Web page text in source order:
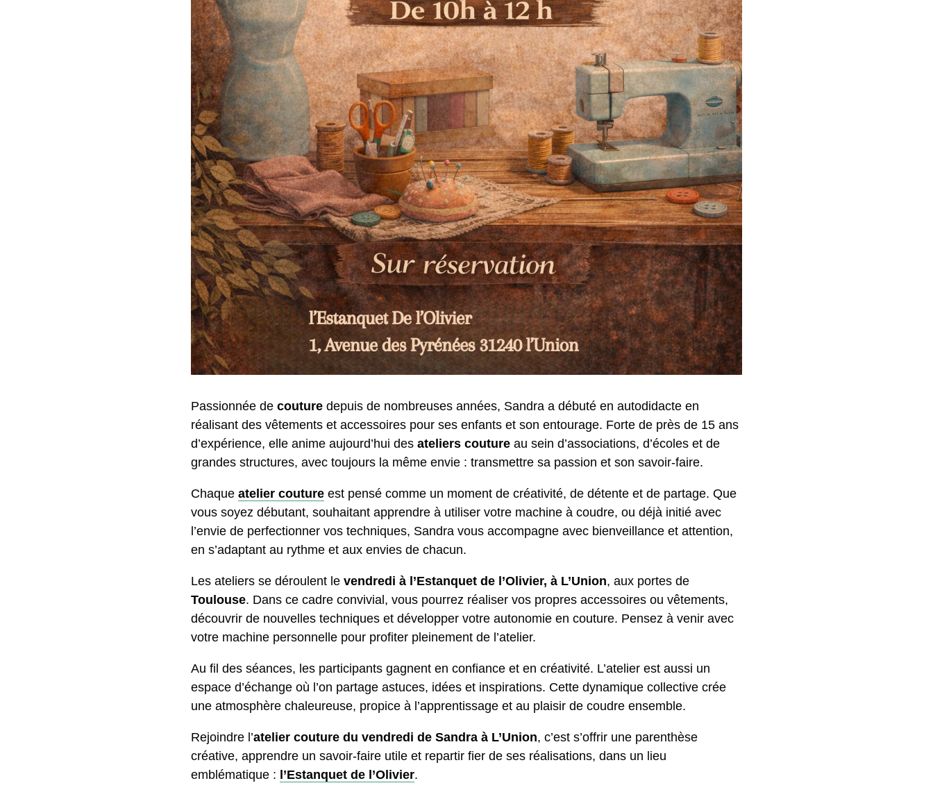
Passionnée de couture depuis de nombreuses années, Sandra a débuté en autodidacte en
réalisant des vêtements et accessoires pour ses enfants et son entourage. Forte de près de 15 ans
d’expérience, elle anime aujourd’hui des ateliers couture au sein d’associations, d’écoles et de
grandes structures, avec toujours la même envie : transmettre sa passion et son savoir-faire.
Chaque atelier couture est pensé comme un moment de créativité, de détente et de partage. Que
vous soyez débutant, souhaitant apprendre à utiliser votre machine à coudre, ou déjà initié avec
l’envie de perfectionner vos techniques, Sandra vous accompagne avec bienveillance et attention,
en s’adaptant au rythme et aux envies de chacun.
Les ateliers se déroulent le vendredi à l’Estanquet de l’Olivier, à L’Union, aux portes de
Toulouse. Dans ce cadre convivial, vous pourrez réaliser vos propres accessoires ou vêtements,
découvrir de nouvelles techniques et développer votre autonomie en couture. Pensez à venir avec
votre machine personnelle pour profiter pleinement de l’atelier.
Au fil des séances, les participants gagnent en confiance et en créativité. L’atelier est aussi un
espace d’échange où l’on partage astuces, idées et inspirations. Cette dynamique collective crée
une atmosphère chaleureuse, propice à l’apprentissage et au plaisir de coudre ensemble.
Rejoindre l’atelier couture du vendredi de Sandra à L’Union, c’est s’offrir une parenthèse
créative, apprendre un savoir-faire utile et repartir fier de ses réalisations, dans un lieu
emblématique : l’Estanquet de l’Olivier.